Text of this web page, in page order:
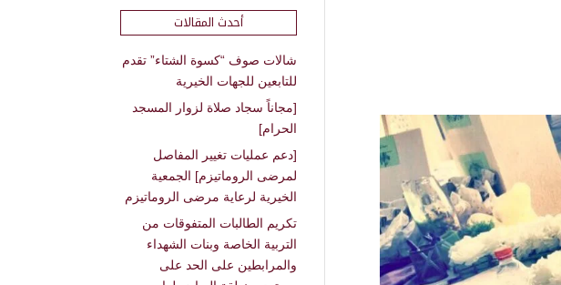
أحدث المقالات
شالات صوف “كسوة الشتاء” تقدم
للتابعين للجهات الخيرية
[مجاناً سجاد صلاة لزوار المسجد
الحرام]
[دعم عمليات تغيير المفاصل
لمرضى الروماتيزم] الجمعية
الخيرية لرعاية مرضى الروماتيزم
تكريم الطالبات المتفوقات من
التربية الخاصة وبنات الشهداء
والمرابطين على الحد على